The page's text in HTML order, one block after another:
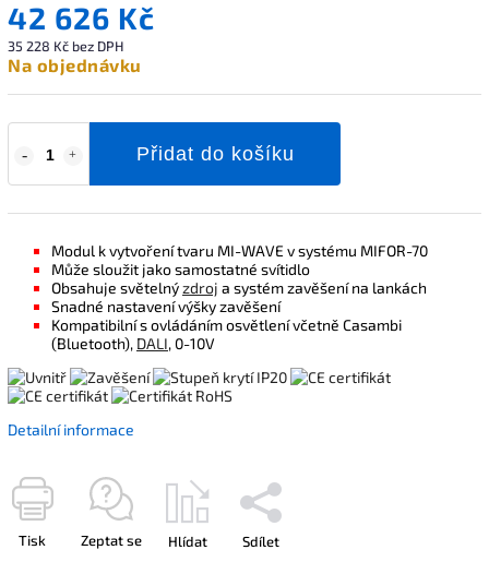
42 626 Kč
35 228 Kč bez DPH
Na objednávku
Přidat do košíku
Modul k vytvoření tvaru MI-WAVE v systému MIFOR-70
Může sloužit jako samostatné svítidlo
Obsahuje světelnýzdroj a systém zavěšení na lankách
Snadné nastavení výšky zavěšení
Kompatibilní s ovládáním osvětlení včetně Casambi
(Bluetooth), DALI, 0-10V
Detailní informace
Tisk Zeptat se Hlídat Sdílet